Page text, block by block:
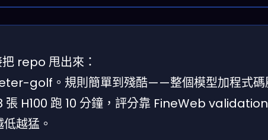
repo 甩出來：
。規則簡單到殘酷——整個模型加程式碼
H100 跑 10 分鐘，評分靠 FineWeb
越猛。